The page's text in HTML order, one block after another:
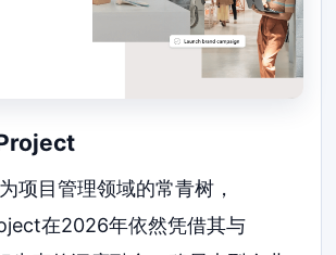
项目管理领域的常青树，
在2026年依然凭借其与